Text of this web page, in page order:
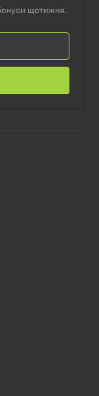
щотижня.